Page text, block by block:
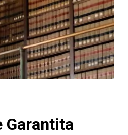
Garantita